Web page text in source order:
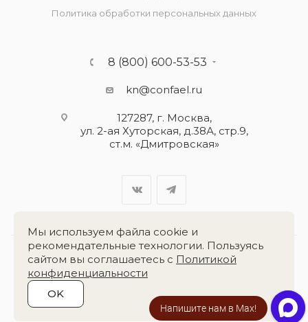
Политика обработки персональных данных
8 (800) 600-53-53
kn@confael.ru
127287, г. Москва,
ул. 2-ая Хуторская, д.38А, стр.9,
ст.м. «Дмитровская»
Разработка сайта:
2026 © Группа компаний«Конфаэль»
Мы используем файла cookie и
рекомендательные технологии. Пользуясь
сайтом вы соглашаетесь с Политикой
конфиденциальности
OK
Напишите нам в Max!